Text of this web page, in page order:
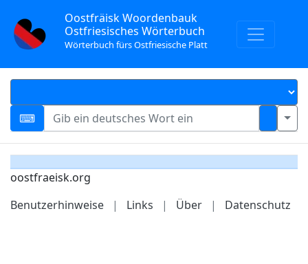
Oostfräisk Woordenbauk
Ostfriesisches Wörterbuch
Wörterbuch fürs Ostfriesische Platt
oostfraeisk.org
Benutzerhinweise
| Links | Über | Datenschutz